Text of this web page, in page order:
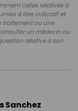
celles relatives à
à titre indicatif et
traitement ou une
un médecin ou
relative à son
Sanchez